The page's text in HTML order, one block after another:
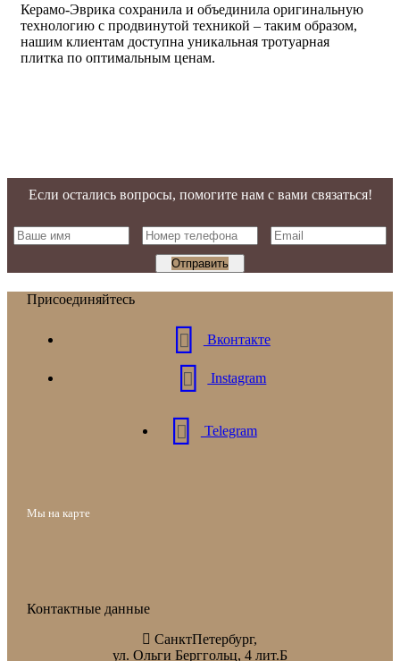
Керамо-Эврика сохранила и объединила оригинальную
технологию с продвинутой техникой – таким образом,
нашим клиентам доступна уникальная тротуарная
плитка по оптимальным ценам.
Если остались вопросы, помогите нам с вами связаться!
Отправить
Присоединяйтесь
Вконтакте
Instagram
Telegram
Мы на карте
Контактные данные
СанктПетербург,
ул. Ольги Берггольц, 4 лит.Б